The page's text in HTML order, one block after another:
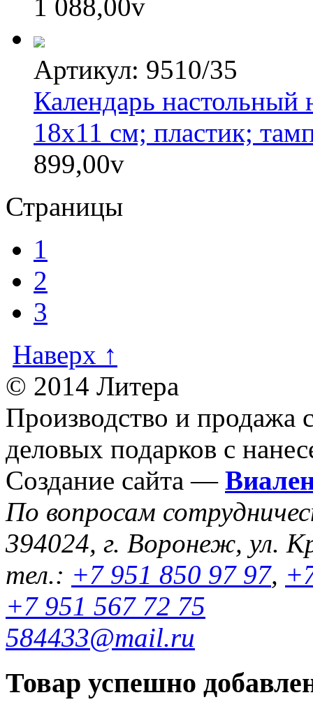
1 088,00v
Артикул: 9510/35
Календарь
18х11 см; пластик;
899,00v
Страницы
1
2
3
Наверх ↑
© 2014 Литера
Производство и продажа
деловых подарков с
Создание сайта —
По вопросам
394024, г. Воронеж, ул.
тел.: +7 951 850 97 97,
+7 951 567 72 75
584433@mail.ru
Товар успешно